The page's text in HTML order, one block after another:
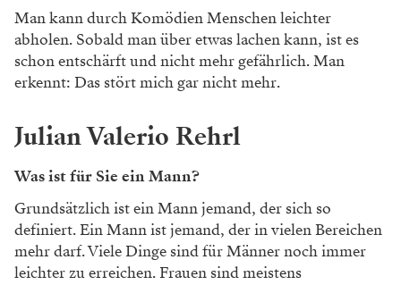
Man kann durch Komödien Menschen leichter
abholen. Sobald man über etwas lachen kann, ist es
schon entschärft und nicht mehr gefährlich. Man
erkennt: Das stört mich gar nicht mehr.
Julian Valerio Rehrl
Was ist für Sie ein Mann?
Grundsätzlich ist ein Mann jemand, der sich so
definiert. Ein Mann ist jemand, der in vielen Bereichen
mehr darf. Viele Dinge sind für Männer noch immer
leichter zu erreichen. Frauen sind meistens